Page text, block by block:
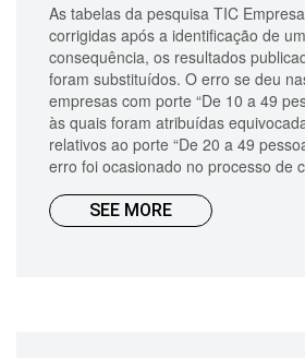
As tabelas da pesquisa TIC
corrigidas após a identificação de
consequência, os resultados
foram substituídos. O erro se deu
empresas com porte “De 10 a 49
às quais foram atribuídas
relativos ao porte “De 20 a 49
erro foi ocasionado no processo de
SEE MORE